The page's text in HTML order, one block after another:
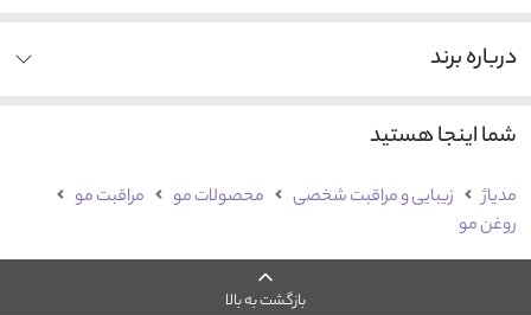
درباره برند
شما اینجا هستید
مدیاژ زیبایی و مراقبت شخصی محصولات مو
مراقبت مو
روغن مو
بازگشت به بالا